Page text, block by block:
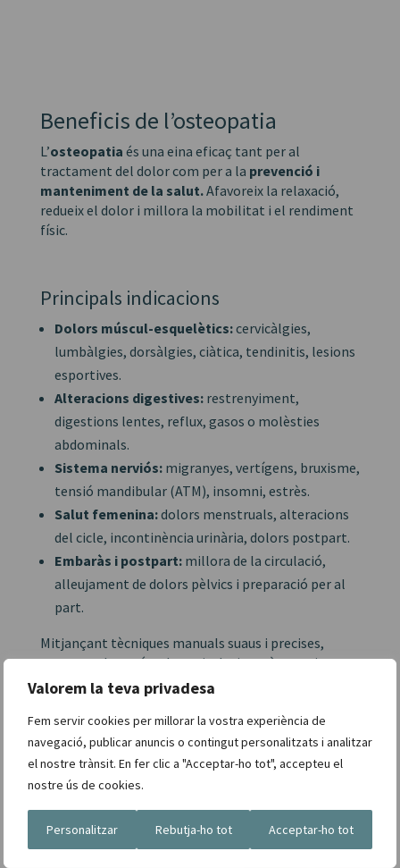
Valorem la teva privadesa
Fem servir cookies per millorar la vostra experiència de
navegació, publicar anuncis o contingut personalitzats i analitzar
el nostre trànsit. En fer clic a "Acceptar-ho tot", accepteu el
nostre ús de cookies.
Personalitzar Rebutja-ho tot Acceptar-ho tot
Beneficis de l’osteopatia
L’osteopatia és una eina eficaç tant per al
tractament del dolor com per a la prevenció i
manteniment de la salut.Afavoreix la relaxació,
redueix el dolor i millora la mobilitat i el rendiment
físic.
Principals indicacions
Dolors múscul-esquelètics:cervicàlgies,
lumbàlgies, dorsàlgies, ciàtica, tendinitis, lesions
esportives.
Alteracions digestives:restrenyiment,
digestions lentes, reflux, gasos o molèsties
abdominals.
Sistema nerviós:migranyes, vertígens, bruxisme,
tensió mandibular (ATM), insomni, estrès.
Salut femenina:dolors menstruals, alteracions
del cicle, incontinència urinària, dolors postpart.
Embaràs i postpart:millora de la circulació,
alleujament de dolors pèlvics i preparació per al
part.
Mitjançant tècniques manuals suaus i precises,
actuem sobre músculs, articulacions, òrgans i
estructures corporals per ajudar-los a recuperar el
seu moviment natural i millorar-ne la funció.